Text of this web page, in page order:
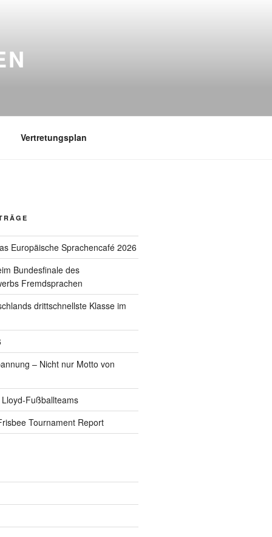
Vertretungsplan
Europäische Sprachencafé 2026
Bundesfinale des
Fremdsprachen
drittschnellste Klasse im
– Nicht nur Motto von
Fußballteams
Tournament Report